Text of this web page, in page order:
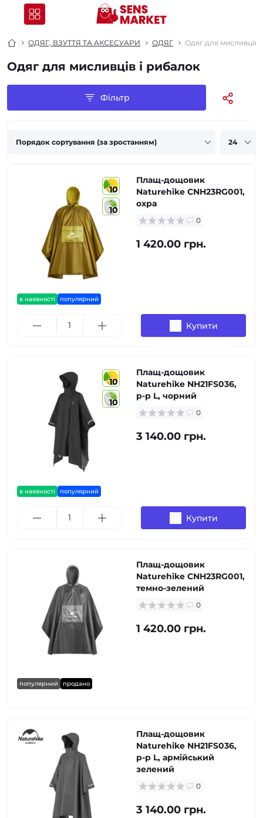
ОДЯГ, ВЗУТТЯ ТА АКСЕСУАРИ ОДЯГ Одяг для мисливців
Одяг для мисливців і рибалок
Фільтр
10
10
в наявності популярний
Плащ-дощовик
Naturehike CNH23RG001,
охра
0
1 420.00 грн.
Купити
10
10
в наявності популярний
Плащ-дощовик
Naturehike NH21FS036,
p-p L, чорний
0
3 140.00 грн.
Купити
популярний продано
Плащ-дощовик
Naturehike CNH23RG001,
темно-зелений
0
1 420.00 грн.
Плащ-дощовик
Naturehike NH21FS036,
p-p L, армійський
зелений
0
3 140.00 грн.